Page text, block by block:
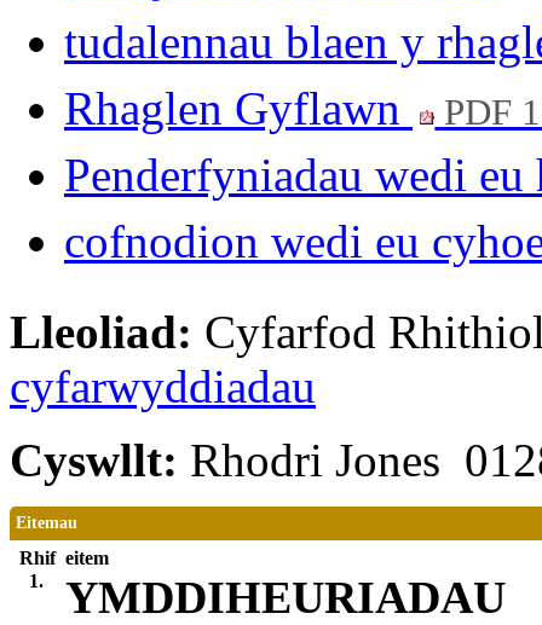
tudalennau blaen y
Rhaglen Gyflawn
PDF
Penderfyniadau wedi
cofnodion wedi eu
Lleoliad: Cyfarfod
cyfarwyddiadau
Cyswllt: Rhodri Jones
Eitemau
Rhif eitem
1.
YMDDIHEURIADAU